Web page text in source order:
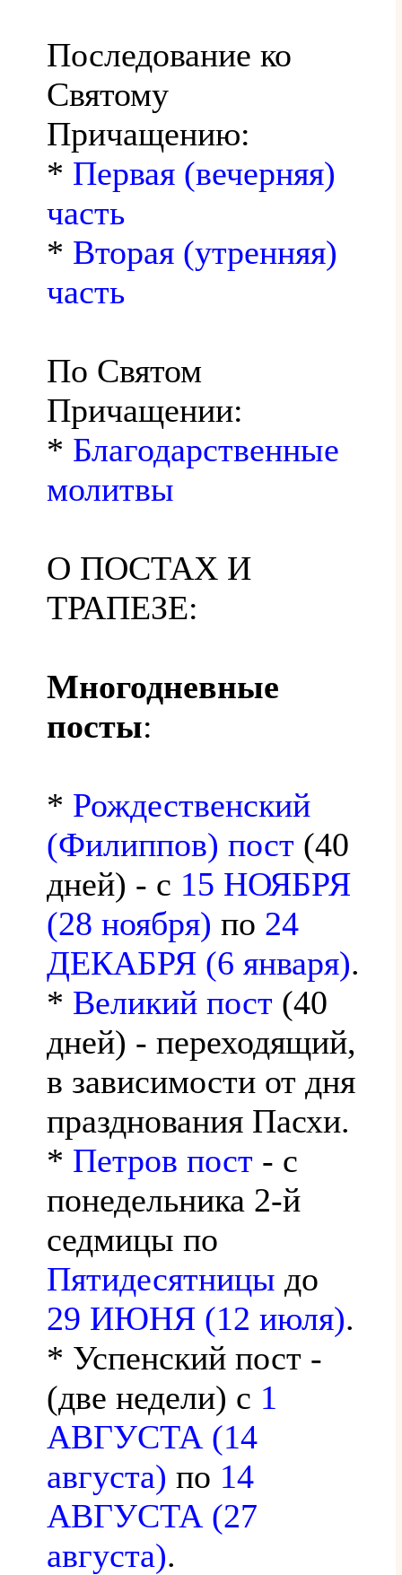
Последование ко
Святому
Причащению:
* Первая (вечерняя)
часть
* Вторая (утренняя)
часть
По Святом
Причащении:
* Благодарственные
молитвы
О ПОСТАХ И
ТРАПЕЗЕ:
Многодневные
посты:
* Рождественский
(Филиппов) пост (40
дней) - с 15 НОЯБРЯ
(28 ноября) по 24
ДЕКАБРЯ (6 января).
* Великий пост (40
дней) - переходящий,
в зависимости от дня
празднования Пасхи.
* Петров пост - с
понедельника 2-й
седмицы по
Пятидесятницы до
29 ИЮНЯ (12 июля).
* Успенский пост -
(две недели) с 1
АВГУСТА (14
августа) по 14
АВГУСТА (27
августа).